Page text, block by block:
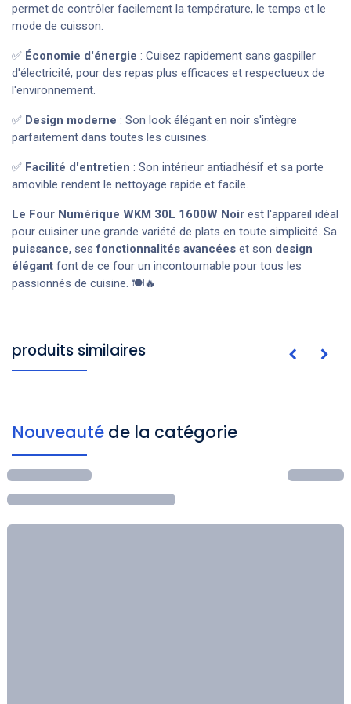
permet de contrôler facilement la température, le temps et le
mode de cuisson.
✅ Économie d'énergie : Cuisez rapidement sans gaspiller
d'électricité, pour des repas plus efficaces et respectueux de
l'environnement.
✅ Design moderne : Son look élégant en noir s'intègre
parfaitement dans toutes les cuisines.
✅ Facilité d'entretien : Son intérieur antiadhésif et sa porte
amovible rendent le nettoyage rapide et facile.
Le Four Numérique WKM 30L 1600W Noir est l'appareil idéal
pour cuisiner une grande variété de plats en toute simplicité. Sa
puissance, sesfonctionnalités avancées et son design
élégant font de ce four un incontournable pour tous les
passionnés de cuisine. 🍽️🔥
produits similaires
Nouveauté de la catégorie